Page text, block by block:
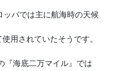
ッパでは主に航海時の天候
用されていたそうです。
『海底二万マイル』では